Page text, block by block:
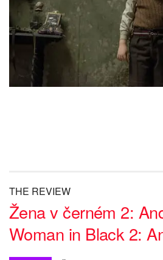
THE REVIEW
Žena v černém 2:
Woman in Black 2: